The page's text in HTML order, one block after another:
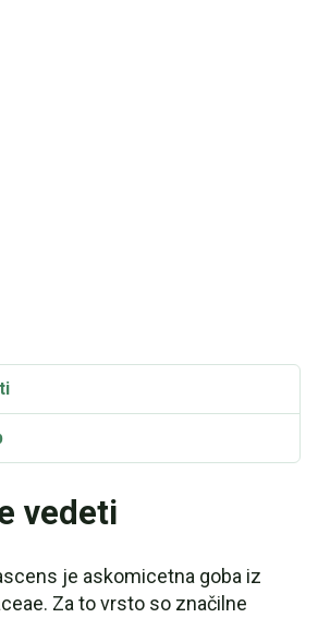
vedeti
je askomicetna goba iz
Za to vrsto so značilne